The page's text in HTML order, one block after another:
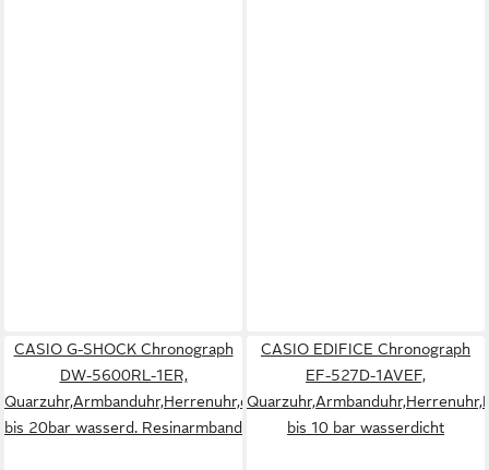
CASIO G-SHOCK Chronograph
DW-5600RL-1ER,
Quarzuhr,Armbanduhr,Herrenuhr,digital,
bis 20bar wasserd. Resinarmband
CASIO EDIFICE Chronograph
EF-527D-1AVEF,
bis 10 bar wasserdicht